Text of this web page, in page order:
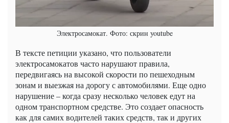
Электросамокат. Фото: скрин youtube
В тексте петиции указано, что пользователи
электросамокатов часто нарушают правила,
передвигаясь на высокой скорости по пешеходным
зонам и выезжая на дорогу с автомобилями. Еще одно
нарушение – когда сразу несколько человек едут на
одном транспортном средстве. Это создает опасность
как для самих водителей таких средств, так и других